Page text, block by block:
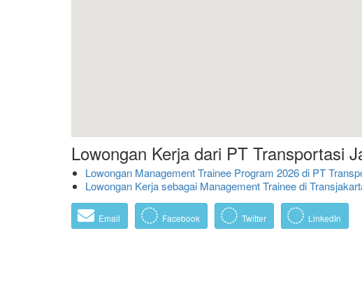
Lowongan Kerja dari PT Transportasi
Lowongan Management Trainee Program 2026 di PT
Lowongan Kerja sebagai Management Trainee di
Email Facebook Twitter LinkedIn